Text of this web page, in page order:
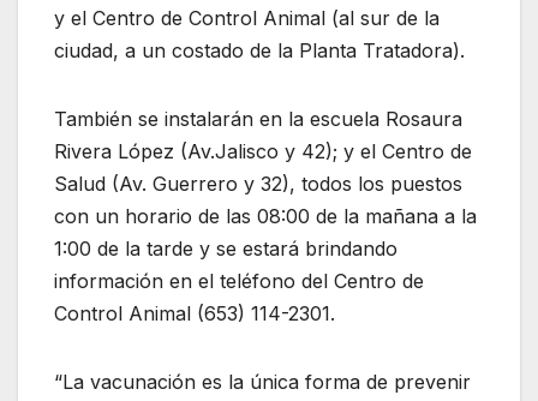
y el Centro de Control Animal (al sur de la
ciudad, a un costado de la Planta Tratadora).
También se instalarán en la escuela Rosaura
Rivera López (Av.Jalisco y 42); y el Centro de
Salud (Av. Guerrero y 32), todos los puestos
con un horario de las 08:00 de la mañana a la
1:00 de la tarde y se estará brindando
información en el teléfono del Centro de
Control Animal (653) 114-2301.
“La vacunación es la única forma de prevenir